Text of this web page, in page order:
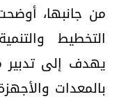
من جانبها،
التخطيط
يهدف إلى تدبير
بالمعدات